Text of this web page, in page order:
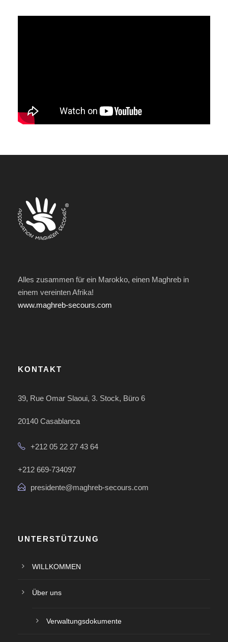
Alles zusammen für ein Marokko, einen Maghreb in
einem vereinten Afrika!
www.maghreb-secours.com
KONTAKT
39, Rue Omar Slaoui, 3. Stock, Büro 6
20140 Casablanca
+212 05 22 27 43 64
+212 669-734097
presidente@maghreb-secours.com
UNTERSTÜTZUNG
WILLKOMMEN
Über uns
Verwaltungsdokumente